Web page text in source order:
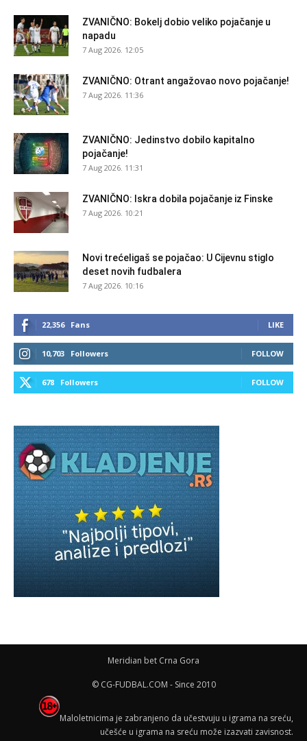
ZVANIČNO: Bokelj dobio veliko pojačanje u
napadu
7 Aug 2026. 12:05
ZVANIČNO: Otrant angažovao novo pojačanje!
7 Aug 2026. 11:36
ZVANIČNO: Jedinstvo dobilo kapitalno
pojačanje!
7 Aug 2026. 11:31
ZVANIČNO: Iskra dobila pojačanje iz Finske
7 Aug 2026. 10:21
Novi trećeligaš se pojačao: U Cijevnu stiglo
deset novih fudbalera
7 Aug 2026. 10:16
22,356 Fans LIKE
10,703 Followers FOLLOW
678 Followers FOLLOW
Meridian bet Crna Gora
© CG-FUDBAL.COM - Since 2010
Maloletnicima je zabranjeno da učestvuju u igrama na sreću,
učešće u igrama na sreću može izazvati zavisnost.